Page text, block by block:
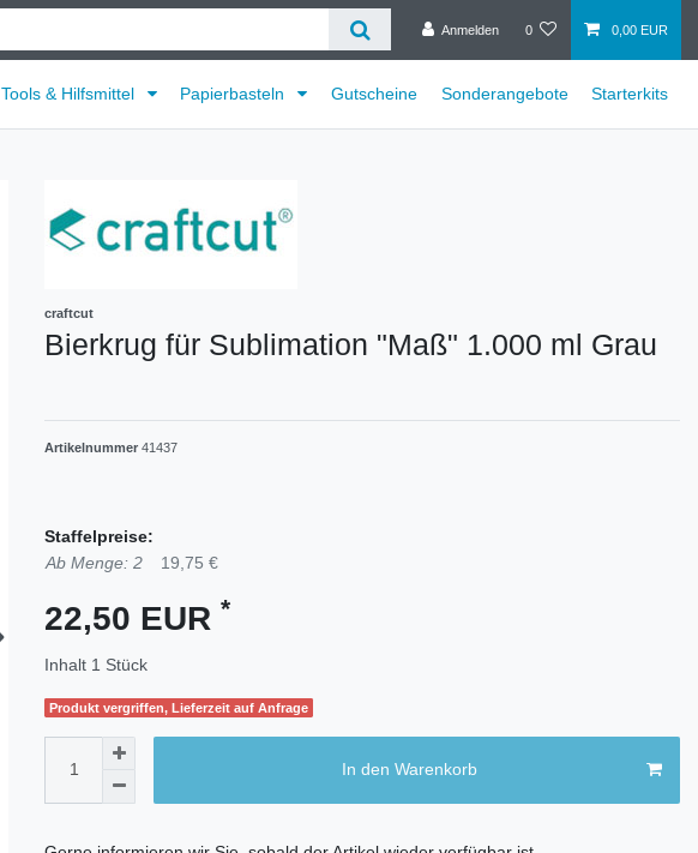
Anmelden 0 0,00 EUR
Tools & Hilfsmittel Papierbasteln Gutscheine Sonderangebote Starterkits
craftcut
Bierkrug für Sublimation "Maß" 1.000 ml Grau
Artikelnummer 41437
Staffelpreise:
Ab Menge: 2
19,75 €
22,50 EUR *
Inhalt 1 Stück
Produkt vergriffen, Lieferzeit auf Anfrage
In den Warenkorb